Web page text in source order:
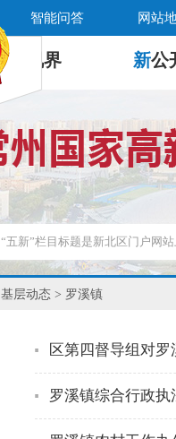
智能问答 网站
新 视界 新公
基层动态 > 罗溪镇
区第四督导组对
罗溪镇综合行政